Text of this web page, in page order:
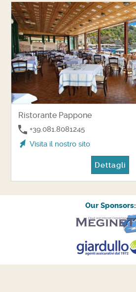
Ristorante Pappone
+39.081.8081245
Visita il nostro sito
Dettagli
Our Sponsors: